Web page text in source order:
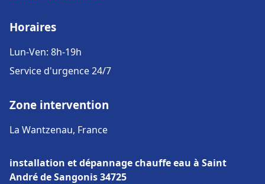
Horaires
Lun-Ven: 8h-19h
Service d'urgence 24/7
Zone intervention
La Wantzenau, France
installation et dépannage chauffe eau à Saint
André de Sangonis 34725